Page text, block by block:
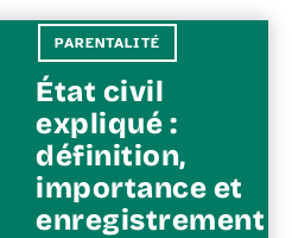
PARENTALITÉ
État civil
expliqué :
définition,
importance et
enregistrement